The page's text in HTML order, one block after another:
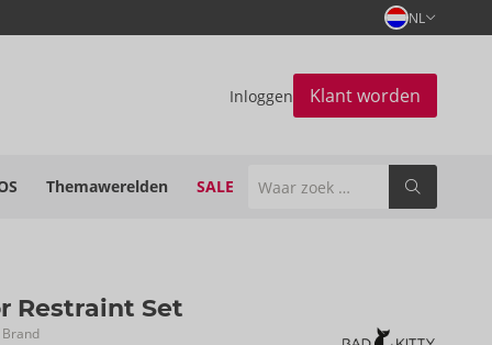
NL
Inloggen Klant worden
Themawerelden SALE
Restraint Set
Brand